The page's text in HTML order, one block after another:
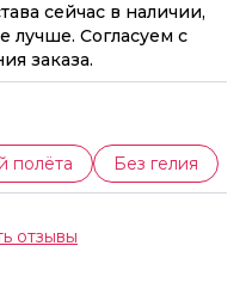
сейчас в наличии,
лучше. Согласуем с
заказа.
полёта Без гелия
отзывы